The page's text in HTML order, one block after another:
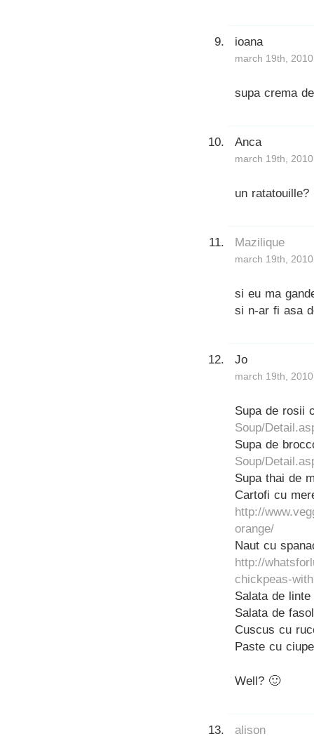
ioana
march 19th,
supa crema
Anca
march 19th,
un ratatouille?
Mazilique
march 19th,
si eu ma
si n-ar fi asa
Jo
march 19th,
Supa de rosii
Soup/
Supa de
Soup/
Supa thai de
Cartofi cu
http://
orange/
Naut cu
http://
chickpeas-
Salata de
Salata de
Cuscus cu
Paste cu
Well? 🙂
alison